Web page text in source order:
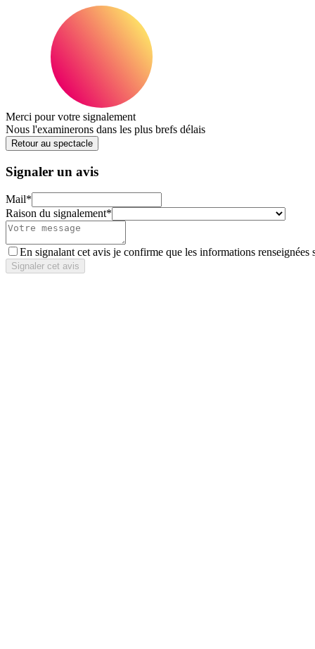
Merci pour votre signalement
Nous l'examinerons dans les plus brefs délais
Retour au spectacle
Signaler un avis
Mail*
Raison du signalement*
En signalant cet avis je confirme que les informations renseignées
Signaler cet avis